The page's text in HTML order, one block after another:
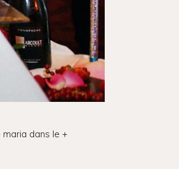
dans le +